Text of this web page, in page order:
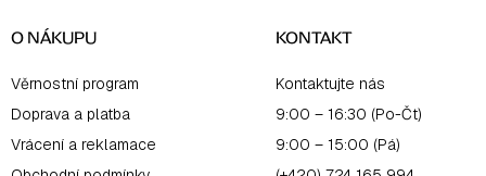
O NÁKUPU
Věrnostní program
Doprava a platba
Vrácení a reklamace
KONTAKT
Kontaktujte nás
9:00 – 16:30 (Po-Čt)
9:00 – 15:00 (Pá)